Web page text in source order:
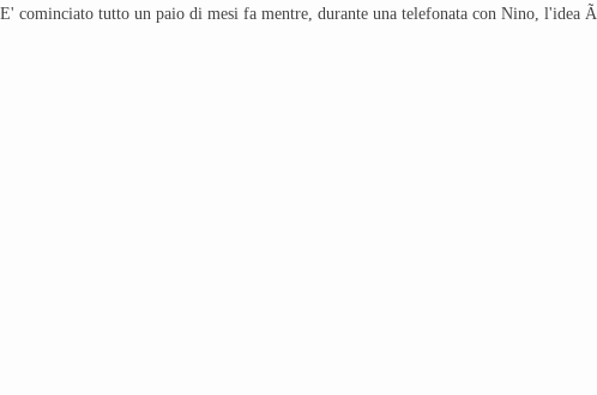
cominciato tutto un paio di mesi fa mentre, durante una telefonata con Nino, l'idea